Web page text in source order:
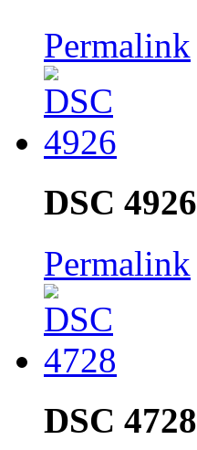
Permalink
DSC 4926
Permalink
DSC 4728